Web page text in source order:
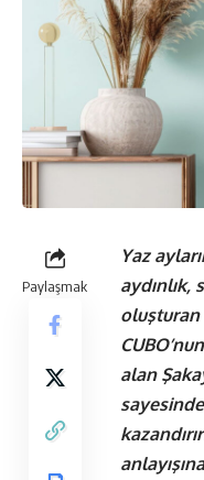
Paylaşmak
Yaz
oluşturan
alan